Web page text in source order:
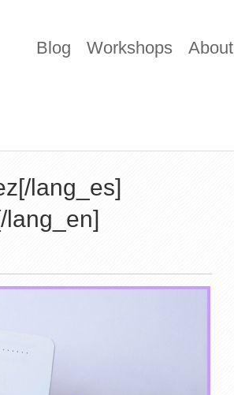
Blog Workshops About
lang_es]
lang_en]